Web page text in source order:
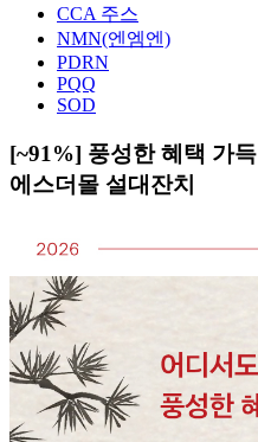
CCA 주스
NMN(엔엠엔)
PDRN
PQQ
SOD
[~91%] 풍성한 혜택 가득
에스더몰 설대잔치